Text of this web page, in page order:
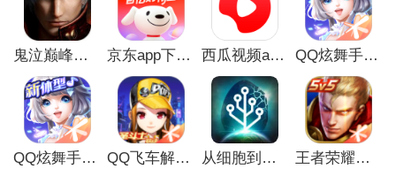
鬼泣巅峰之战最新破解版 京东app下载安装 西瓜视频app安卓版 QQ炫舞手游破解版
QQ炫舞手游解锁版 QQ飞车解锁版无限钻石最新版 从细胞到奇点手游 王者荣耀无限点券解锁版